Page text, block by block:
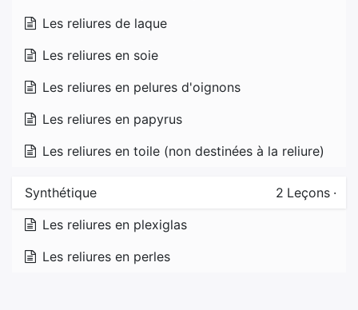
Les reliures de laque
Les reliures en soie
Les reliures en pelures d'oignons
Les reliures en papyrus
Les reliures en toile (non destinées à la reliure)
Synthétique 2 Leçons ·
Les reliures en plexiglas
Les reliures en perles